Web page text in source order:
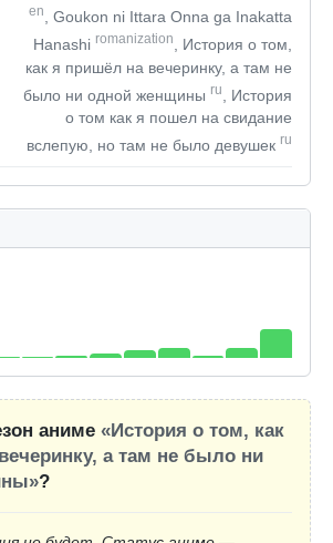
en
, Goukon ni Ittara Onna ga Inakatta
Hanashi romanization
, История о том,
как я пришёл на вечеринку, а там не
было ни одной женщины ru
, История
о том как я пошел на свидание
вслепую, но там не было девушек ru
аниме «История о том, как
а там не было ни
?